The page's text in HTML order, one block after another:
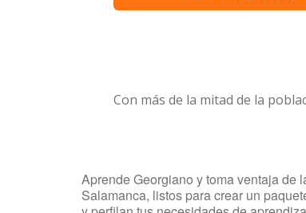
Con más de la mitad de la
Aprende Georgiano y toma ventaja de
Salamanca, listos para crear un